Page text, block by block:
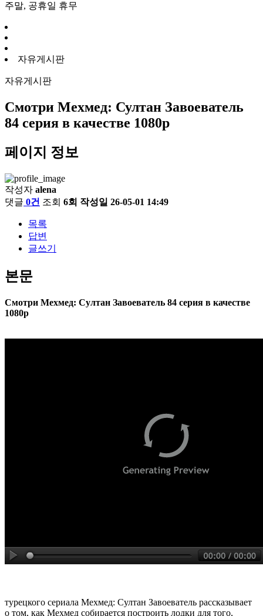
주말, 공휴일 휴무
자유게시판
자유게시판
Смотри Мехмед: Султан Завоеватель
84 серия в качестве 1080p
페이지 정보
작성자 alena
댓글 0건 조회 6회 작성일 26-05-01 14:49
목록
답변
글쓰기
본문
Смотри Мехмед: Султан Завоеватель 84 серия в качестве
1080p
турецкого сериала Мехмед: Султан Завоеватель рассказывает
о том, как Мехмед собирается построить лодки для того,